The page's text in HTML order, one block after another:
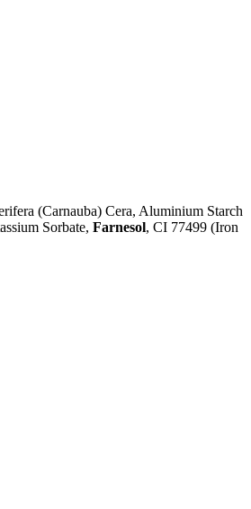
(Carnauba) Cera, Aluminium Starch
Sorbate, Farnesol, CI 77499 (Iron